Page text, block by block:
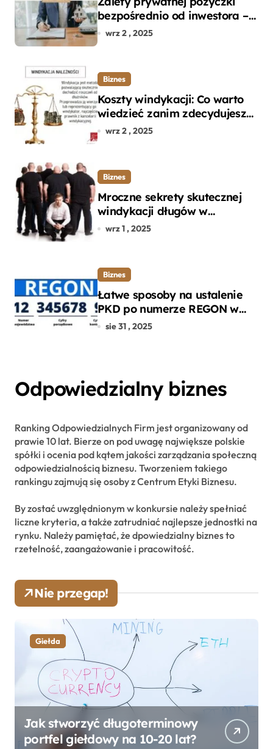
bezpośrednio od inwestora –
dlaczego warto?
wrz 2 , 2025
Biznes
Koszty windykacji: Co warto
wiedzieć zanim zdecydujesz
się na odzyskanie długu?
wrz 2 , 2025
Biznes
Mroczne sekrety skutecznej
windykacji długów w
departamencie windykacji
wrz 1 , 2025
Biznes
Łatwe sposoby na ustalenie
PKD po numerze REGON w
kilku prostych krokach
sie 31 , 2025
Odpowiedzialny biznes
Ranking Odpowiedzialnych Firm jest organizowany od
prawie 10 lat. Bierze on pod uwagę największe polskie
spółki i ocenia pod kątem jakości zarządzania społeczną
odpowiedzialnością biznesu. Tworzeniem takiego
rankingu zajmują się osoby z Centrum Etyki Biznesu.
By zostać uwzględnionym w konkursie należy spełniać
liczne kryteria, a także zatrudniać najlepsze jednostki na
rynku. Należy pamiętać, że dpowiedzialny biznes to
rzetelność, zaangażowanie i pracowitość.
Nie przegap!
Giełda
Jak stworzyć długoterminowy
portfel giełdowy na 10-20 lat?